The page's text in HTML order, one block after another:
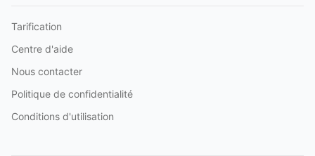
Tarification
Centre d'aide
Nous contacter
Politique de confidentialité
Conditions d'utilisation